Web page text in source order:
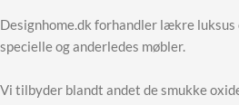
Designhome.dk forhandler lækre
specielle og anderledes møbler.
Vi tilbyder blandt andet de smukke